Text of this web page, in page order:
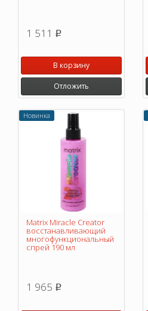
1 511 p
В корзину
Отложить
Новинка
Matrix Miracle Creator
восстанавливающий
многофункциональный
спрей 190 мл
1 965 p